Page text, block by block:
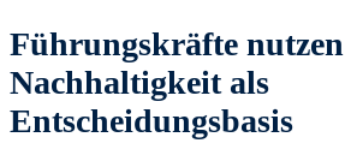
Führungskräfte nutzen
Nachhaltigkeit als
Entscheidungsbasis